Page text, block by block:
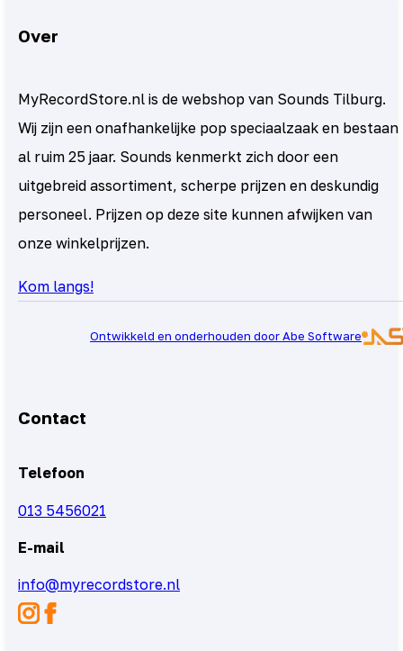
Over
MyRecordStore.nl is de webshop van Sounds Tilburg.
Wij zijn een onafhankelijke pop speciaalzaak en bestaan
al ruim 25 jaar. Sounds kenmerkt zich door een
uitgebreid assortiment, scherpe prijzen en deskundig
personeel. Prijzen op deze site kunnen afwijken van
onze winkelprijzen.
Kom langs!
Ontwikkeld en onderhouden door Abe Software
Contact
Telefoon
013 5456021
E-mail
info@myrecordstore.nl